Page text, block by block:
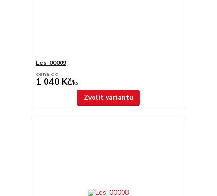
Les_00009
cena od
1 040 Kč/ks
Zvolit variantu